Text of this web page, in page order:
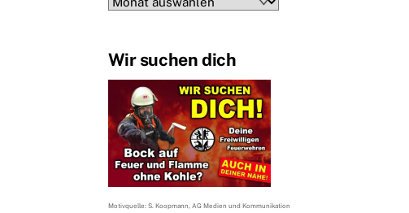
Wir suchen dich
Motivquelle: S. Koopmann, AG Medien und Kommunikation